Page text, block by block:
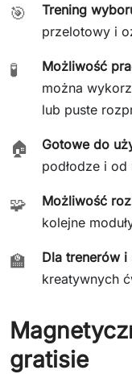
🎯 Trening
przelotowy i
🧪 Możliwość
można
lub puste
🏠 Gotowe do
podłodze i
🧩 Możliwość
kolejne
🏫 Dla trenerów i
kreatywnych
gratisie